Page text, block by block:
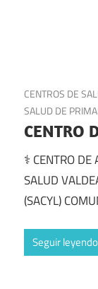
19 de julio de
CENTROS DE
SALUD DE
CENTRO
⚕️ CENTRO DE
SALUD
(SACYL)
Seguir leyendo